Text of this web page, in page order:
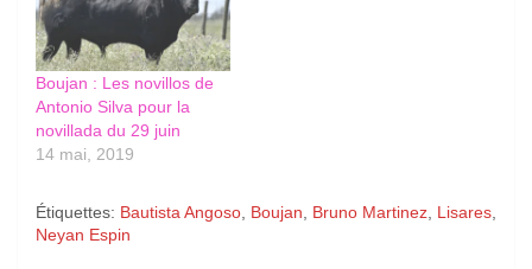
Boujan : Les novillos de
Antonio Silva pour la
novillada du 29 juin
14 mai, 2019
Étiquettes: Bautista Angoso Boujan Bruno Martinez Lisares
Neyan Espin